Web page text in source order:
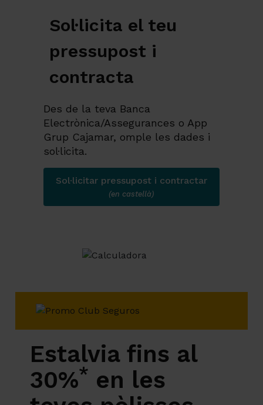
Sol·licita el teu
pressupost i
contracta
Des de la teva Banca
Electrònica/Assegurances o App
Grup Cajamar, omple les dades i
sol·licita.
Sol·licitar pressupost i contractar
(en castellà)
Estalvia fins al
30%* en les